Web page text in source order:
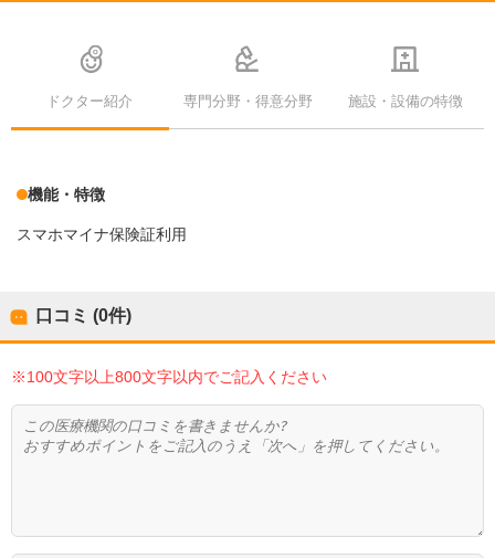
ドクター紹介 専門分野・得意分野 施設・設備の特徴
機能・特徴
スマホマイナ保険証利用
口コミ (0件)
※100文字以上800文字以内でご記入ください